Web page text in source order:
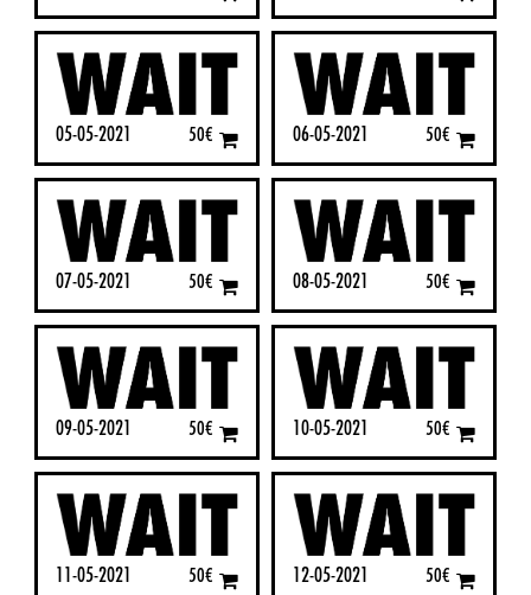
05-05-2021 50€ 06-05-2021 50€
07-05-2021 50€ 08-05-2021 50€
09-05-2021 50€ 10-05-2021 50€
11-05-2021 50€ 12-05-2021 50€